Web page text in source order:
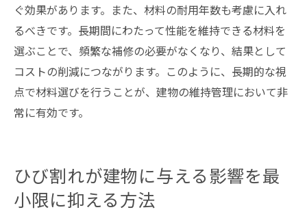
ぐ効果があります。また、材料の耐用年数も考慮に入れ
るべきです。長期間にわたって性能を維持できる材料を
選ぶことで、頻繁な補修の必要がなくなり、結果として
コストの削減につながります。このように、長期的な視
点で材料選びを行うことが、建物の維持管理において非
常に有効です。
ひび割れが建物に与える影響を最
小限に抑える方法